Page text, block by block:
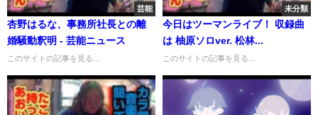
芸能
杏野はるな、事務所社長との離
婚騒動釈明 - 芸能ニュース
このサイトの記事を見る...
未分類
今日はツーマンライブ！ 収録曲
は 柚原ソロver. 松林...
このサイトの記事を見る...